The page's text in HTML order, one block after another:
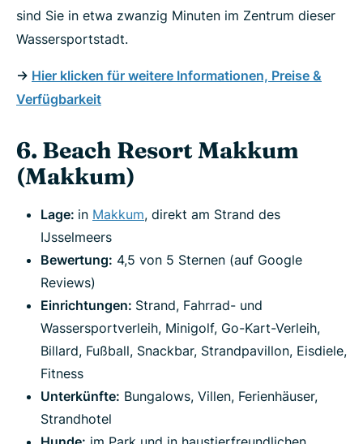
sind Sie in etwa zwanzig Minuten im Zentrum dieser
Wassersportstadt.
-> Hier klicken für weitere Informationen, Preise &
Verfügbarkeit
6. Beach Resort Makkum
(Makkum)
Lage: in Makkum, direkt am Strand des
IJsselmeers
Bewertung: 4,5 von 5 Sternen (auf Google
Reviews)
Einrichtungen: Strand, Fahrrad- und
Wassersportverleih, Minigolf, Go-Kart-Verleih,
Billard, Fußball, Snackbar, Strandpavillon, Eisdiele,
Fitness
Unterkünfte: Bungalows, Villen, Ferienhäuser,
Strandhotel